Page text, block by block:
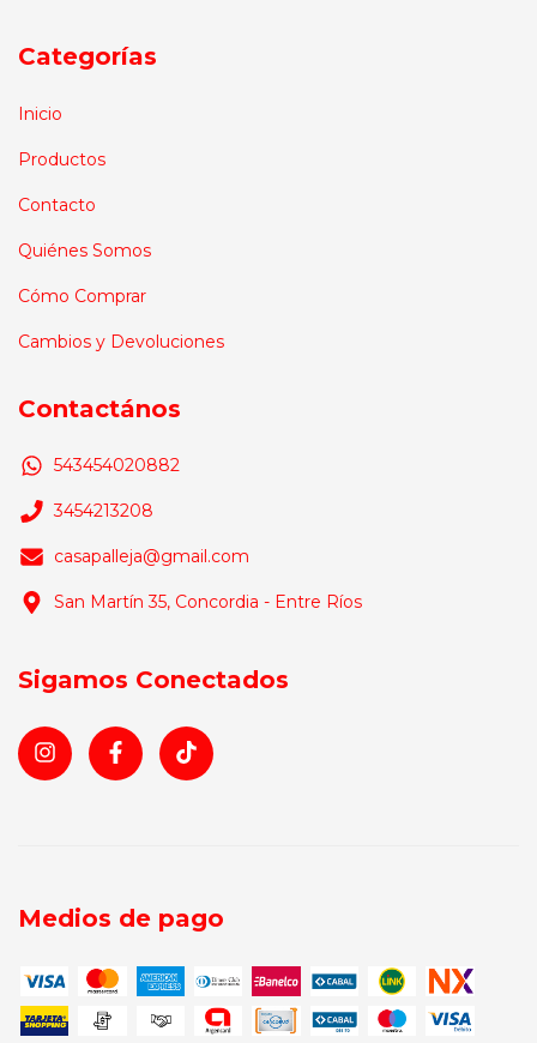
Categorías
Inicio
Productos
Contacto
Quiénes Somos
Cómo Comprar
Cambios y Devoluciones
Contactános
543454020882
3454213208
casapalleja@gmail.com
San Martín 35, Concordia - Entre Ríos
Sigamos Conectados
Medios de pago